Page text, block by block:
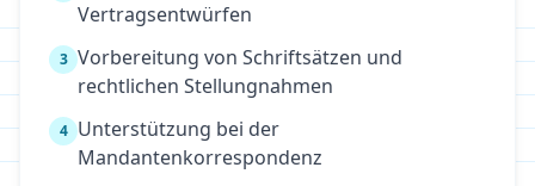
Vertragsentwürfen
3 Vorbereitung von Schriftsätzen und
rechtlichen Stellungnahmen
4 Unterstützung bei der
Mandantenkorrespondenz